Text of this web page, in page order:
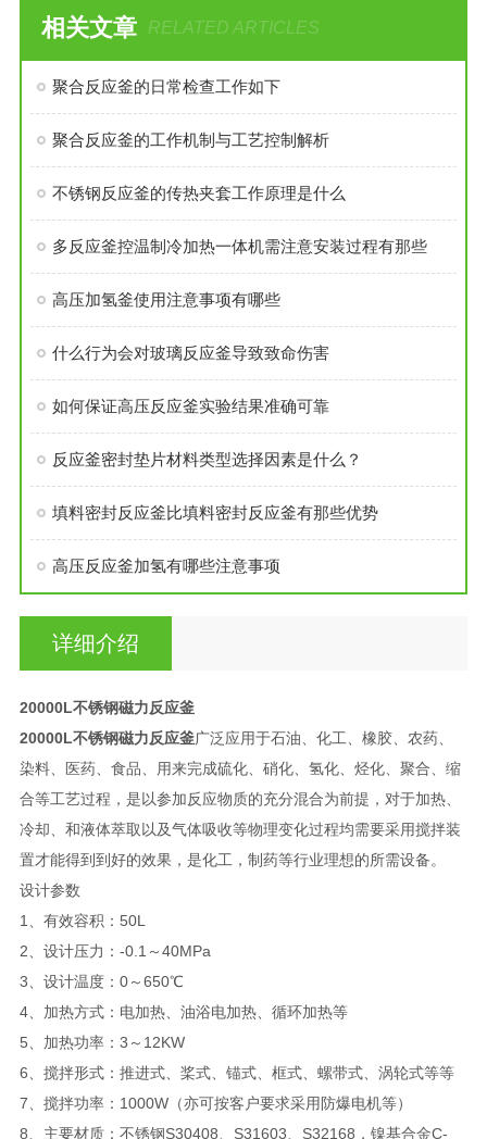
相关文章 RELATED ARTICLES
聚合反应釜的日常检查工作如下
聚合反应釜的工作机制与工艺控制解析
不锈钢反应釜的传热夹套工作原理是什么
多反应釜控温制冷加热一体机需注意安装过程有那些
高压加氢釜使用注意事项有哪些
什么行为会对玻璃反应釜导致致命伤害
如何保证高压反应釜实验结果准确可靠
反应釜密封垫片材料类型选择因素是什么？
填料密封反应釜比填料密封反应釜有那些优势
高压反应釜加氢有哪些注意事项
详细介绍
20000L不锈钢磁力反应釜
20000L不锈钢磁力反应釜广泛应用于石油、化工、橡胶、农药、
染料、医药、食品、用来完成硫化、硝化、氢化、烃化、聚合、缩
合等工艺过程，是以参加反应物质的充分混合为前提，对于加热、
冷却、和液体萃取以及气体吸收等物理变化过程均需要采用搅拌装
置才能得到到好的效果，是化工，制药等行业理想的所需设备。
设计参数
1、有效容积：50L
2、设计压力：-0.1～40MPa
3、设计温度：0～650℃
4、加热方式：电加热、油浴电加热、循环加热等
5、加热功率：3～12KW
6、搅拌形式：推进式、桨式、锚式、框式、螺带式、涡轮式等等
7、搅拌功率：1000W（亦可按客户要求采用防爆电机等）
8、主要材质：不锈钢S30408、S31603、S32168，镍基合金C-